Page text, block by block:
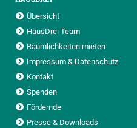
Übersicht
HausDrei Team
Räumlichkeiten mieten
Impressum & Datenschutz
Kontakt
Spenden
Fördernde
Presse & Downloads